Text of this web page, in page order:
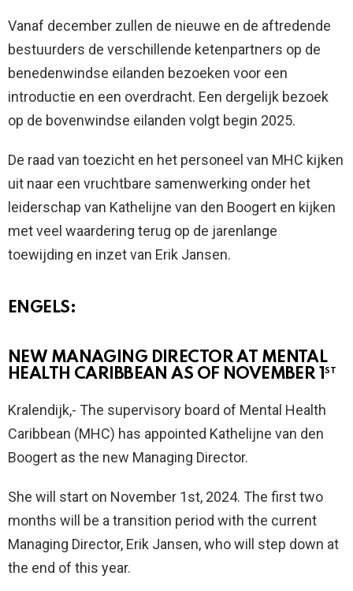
Vanaf december zullen de nieuwe en de aftredende
bestuurders de verschillende ketenpartners op de
benedenwindse eilanden bezoeken voor een
introductie en een overdracht. Een dergelijk bezoek
op de bovenwindse eilanden volgt begin 2025.
De raad van toezicht en het personeel van MHC kijken
uit naar een vruchtbare samenwerking onder het
leiderschap van Kathelijne van den Boogert en kijken
met veel waardering terug op de jarenlange
toewijding en inzet van Erik Jansen.
ENGELS:
NEW MANAGING DIRECTOR AT MENTAL
HEALTH CARIBBEAN AS OF NOVEMBER 1ST
Kralendijk,- The supervisory board of Mental Health
Caribbean (MHC) has appointed Kathelijne van den
Boogert as the new Managing Director.
She will start on November 1st, 2024. The first two
months will be a transition period with the current
Managing Director, Erik Jansen, who will step down at
the end of this year.